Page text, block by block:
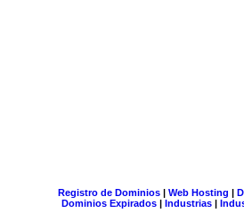
Registro de Dominios| Web Hosting |
Dominios Expirados | Industrias |